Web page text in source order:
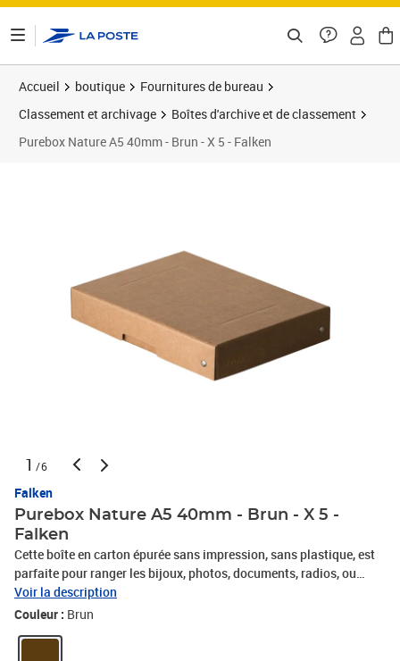
Accueil boutique
Fournitures de bureau
Classement et archivage
Boîtes d'archive et de classement
Purebox Nature A5 40mm - Brun - X 5 - Falken
1 /6
Falken
Purebox Nature A5 40mm - Brun - X 5 -
Falken
Cette boîte en carton épurée sans impression, sans plastique, est
parfaite pour ranger les bijoux, photos, documents, radios, ou
autres objets personnels. Elle sera idéale également comme
emballage cadeau. Ses poignées pratiques, ses champs
Voir la description
Couleur : Brun